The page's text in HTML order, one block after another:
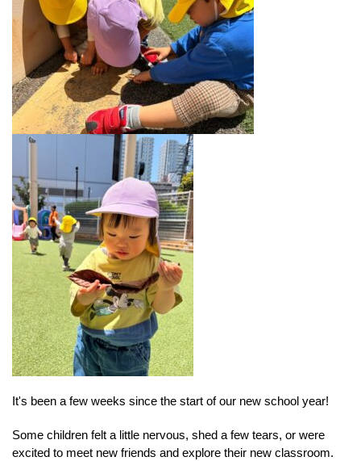
It's been a few weeks since the start of our new school year!
Some children felt a little nervous, shed a few tears, or were
excited to meet new friends and explore their new classroom.